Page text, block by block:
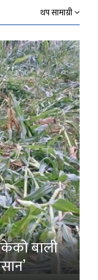
थप सामाग्री
बाली